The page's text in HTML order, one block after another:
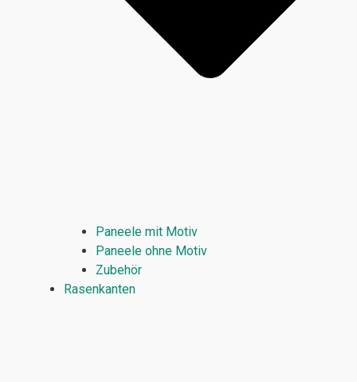
Paneele mit Motiv
Paneele ohne Motiv
Zubehör
Rasenkanten